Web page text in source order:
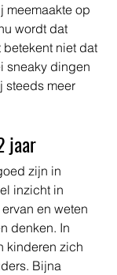
meemaakte op
wordt dat
betekent niet dat
sneaky dingen
steeds meer
jaar
zijn in
inzicht in
en weten
denken. In
kinderen zich
Bijna